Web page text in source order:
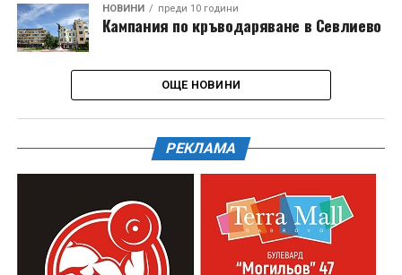
НОВИНИ преди 10 години
Кампания по кръводаряване в Севлиево
ОЩЕ НОВИНИ
РЕКЛАМА